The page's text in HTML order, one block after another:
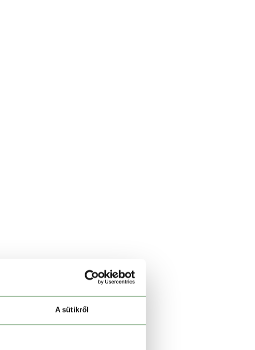
A sütikről